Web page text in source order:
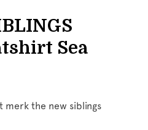
Sea
merk the new siblings